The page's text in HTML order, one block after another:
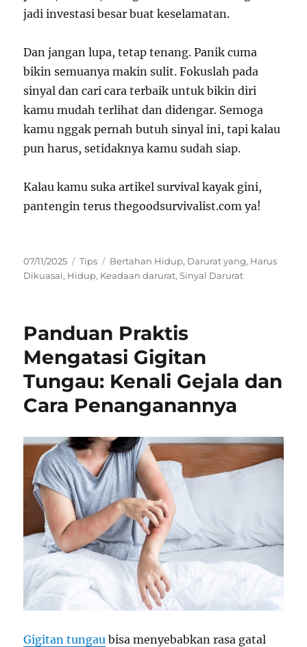
jadi investasi besar buat keselamatan.
Dan jangan lupa, tetap tenang. Panik cuma
bikin semuanya makin sulit. Fokuslah pada
sinyal dan cari cara terbaik untuk bikin diri
kamu mudah terlihat dan didengar. Semoga
kamu nggak pernah butuh sinyal ini, tapi kalau
pun harus, setidaknya kamu sudah siap.
Kalau kamu suka artikel survival kayak gini,
pantengin terus thegoodsurvivalist.com ya!
Posted
on
07/11/2025 Categories
Tips Tags
Bertahan Hidup, Darurat yang, Harus
Dikuasai, Hidup, Keadaan darurat,Sinyal Darurat
Panduan Praktis
Mengatasi Gigitan
Tungau: Kenali Gejala dan
Cara Penanganannya
Gigitan tungau bisa menyebabkan rasa gatal